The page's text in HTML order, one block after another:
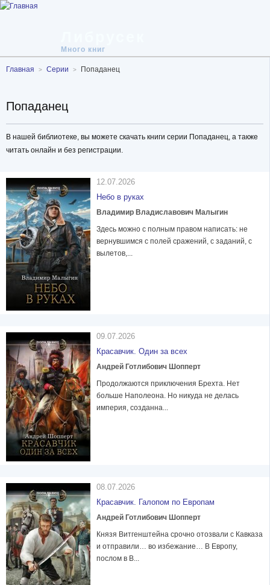
Много книг
Главная Серии Попаданец
Попаданец
В нашей библиотеке, вы можете скачать книги серии Попаданец, а также
читать онлайн и без регистрации.
12.07.2026
Небо в руках
Владимир Владиславович Малыгин
Здесь можно с полным правом написать: не
вернувшимся с полей сражений, с заданий, с
вылетов,...
09.07.2026
Красавчик. Один за всех
Андрей Готлибович Шопперт
Продолжаются приключения Брехта. Нет
больше Наполеона. Но никуда не делась
империя, созданна...
08.07.2026
Красавчик. Галопом по Европам
Андрей Готлибович Шопперт
Князя Витгенштейна срочно отозвали с Кавказа
и отправили… во избежание… В Европу,
послом в В...